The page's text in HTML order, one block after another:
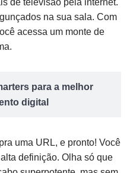
de televisão pela internet.
na sua sala. Com
acessa um monte de
para a melhor
digital
uma URL, e pronto! Você
definição. Olha só que